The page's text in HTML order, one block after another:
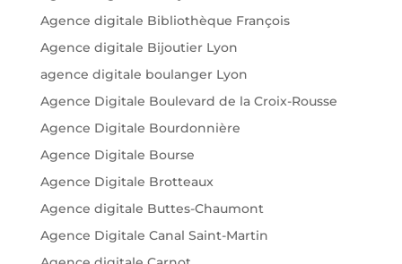
Agence digitale Bibliothèque François
Agence digitale Bijoutier Lyon
agence digitale boulanger Lyon
Agence Digitale Boulevard de la Croix-Rousse
Agence Digitale Bourdonnière
Agence Digitale Bourse
Agence Digitale Brotteaux
Agence digitale Buttes-Chaumont
Agence Digitale Canal Saint-Martin